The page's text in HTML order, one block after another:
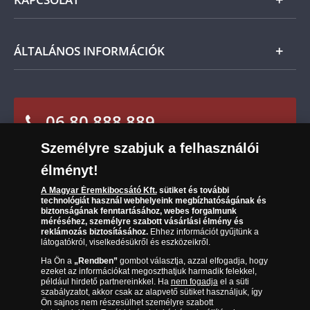
visszaküldheti. A
mennyiben időközben kifizette a
termék árát, akkor azt visszatérítjük Önnek.
Ügyfélszolgálat
Leiratkozás a hírlevélről
ÁLTALÁNOS INFORMÁCIÓK
Sütik (cookies) használata
Süti (cookies)Beállítások
Társaságunkról
Az érmék és érmek ára és értéke
Gyakran ismételt kérdések
Adatkezelés
06 80 888 889
(díjmentesen hívható hétfőtől csütörtökig 9.00 és 17.00
óra között, péntekenként 9.00 és 15.00 óra között)
Személyre szabjuk a felhasználói
élményt!
A Magyar Éremkibocsátó Kft.sütiket és további
technológiát használ webhelyeink megbízhatóságának és
biztonságának fenntartásához, webes forgalmunk
méréséhez, személyre szabott vásárlási élmény és
reklámozás biztosításához.Ehhez információt gyűjtünk a
látogatókról, viselkedésükről és eszközeikről.
Ha Ön a „Rendben”gombot választja, azzal elfogadja, hogy
ezeket az információkat megoszthatjuk harmadik felekkel,
például hirdető partnereinkkel. Ha nem fogadjael a süti
szabályzatot, akkor csak az alapvető sütiket használjuk, így
Ön sajnos nem részesülhet személyre szabott